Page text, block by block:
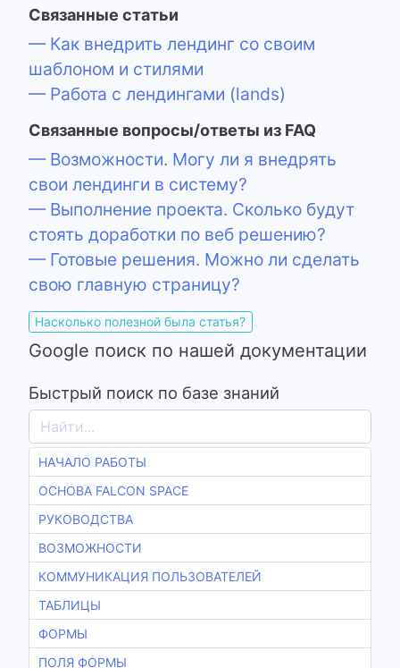
Быстрый поиск по базе знаний
НАЧАЛО РАБОТЫ
ОСНОВА FALCON SPACE
РУКОВОДСТВА
ВОЗМОЖНОСТИ
КОММУНИКАЦИЯ ПОЛЬЗОВАТЕЛЕЙ
ТАБЛИЦЫ
ФОРМЫ
ПОЛЯ ФОРМЫ
Связанные статьи
— Как внедрить лендинг со своим
шаблоном и стилями
— Работа с лендингами (lands)
Связанные вопросы/ответы из FAQ
— Возможности. Могу ли я внедрять
свои лендинги в систему?
— Выполнение проекта. Сколько будут
стоять доработки по веб решению?
— Готовые решения. Можно ли сделать
свою главную страницу?
Насколько полезной была статья?
Google поиск по нашей документации